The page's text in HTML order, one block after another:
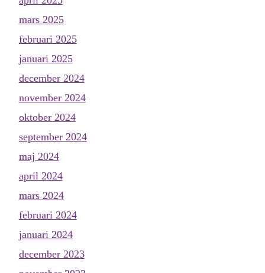
mars 2025
februari 2025
januari 2025
december 2024
november 2024
oktober 2024
september 2024
maj 2024
april 2024
mars 2024
februari 2024
januari 2024
december 2023